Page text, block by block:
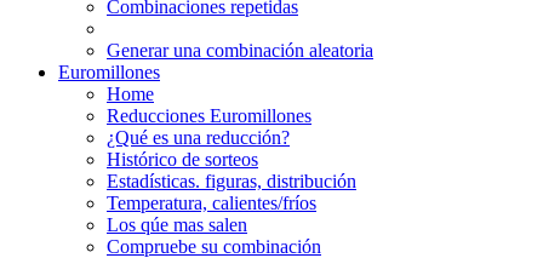
Combinaciones repetidas
Generar una combinación aleatoria
Euromillones
Home
Reducciones Euromillones
¿Qué es una reducción?
Histórico de sorteos
Estadísticas. figuras, distribución
Temperatura, calientes/fríos
Los qúe mas salen
Compruebe su combinación